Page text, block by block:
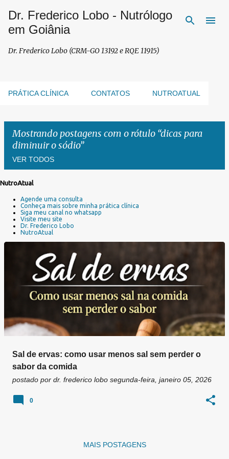
Pular para o conteúdo principal
Dr. Frederico Lobo - Nutrólogo
em Goiânia
Dr. Frederico Lobo (CRM-GO 13192 e RQE 11915)
PRÁTICA CLÍNICA CONTATOS NUTROATUAL
Mostrando postagens com o rótulo dicas para
diminuir o sódio
VER TODOS
g
NutroAtual
Agende uma consulta
Conheça mais sobre minha prática clínica
Siga meu canal no whatsapp
Visite meu site
Dr. Frederico Lobo
NutroAtual
Sal de ervas: como usar menos sal sem perder o
sabor da comida
postado por dr. frederico lobo segunda-feira, janeiro 05, 2026
0
MAIS POSTAGENS